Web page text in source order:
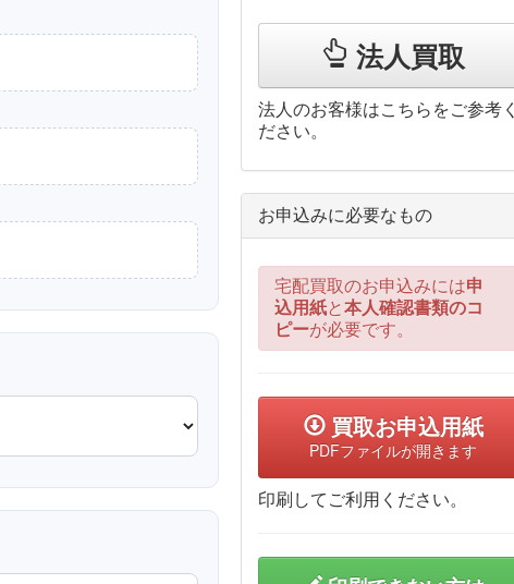
法人買取
法人のお客様はこちらをご参考く
ださい。
お申込みに必要なもの
宅配買取のお申込みには申
込用紙と本人確認書類のコ
ピーが必要です。
買取お申込用紙
PDFファイルが開きます
印刷してご利用ください。